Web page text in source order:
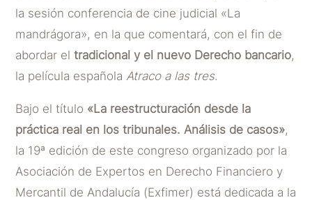
la sesión conferencia de cine judicial «La
mandrágora», en la que comentará, con el fin de
abordar eltradicional y el nuevo Derecho bancario,
la película española Atraco a las tres.
Bajo el título «La reestructuración desde la
práctica real en los tribunales. Análisis de casos»,
la 19ª edición de este congreso organizado por la
Asociación de Expertos en Derecho Financiero y
Mercantil de Andalucía (Exfimer) está dedicada a la